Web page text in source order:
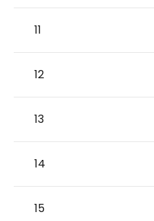
11
12
13
14
15